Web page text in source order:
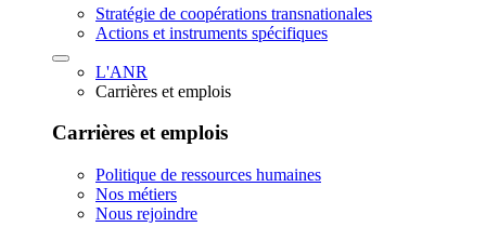
Stratégie de coopérations transnationales
Actions et instruments spécifiques
L'ANR
Carrières et emplois
Carrières et emplois
Politique de ressources humaines
Nos métiers
Nous rejoindre